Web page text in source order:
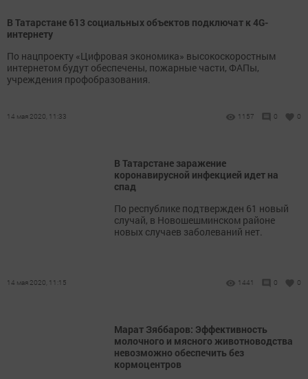
В Татарстане 613 социальных объектов подключат к 4G-
интернету
По нацпроекту «Цифровая экономика» высокоскоростным
интернетом будут обеспечены, пожарные части, ФАПы,
учреждения профобразования.
14 мая 2020, 11:33 1157 0 0
В Татарстане заражение
коронавирусной инфекцией идет на
спад
По республике подтвержден 61 новый
случай, в Новошешминском районе
новых случаев заболеваний нет.
14 мая 2020, 11:15 1441 0 0
Марат Зяббаров: Эффективность
молочного и мясного животноводства
невозможно обеспечить без
кормоцентров